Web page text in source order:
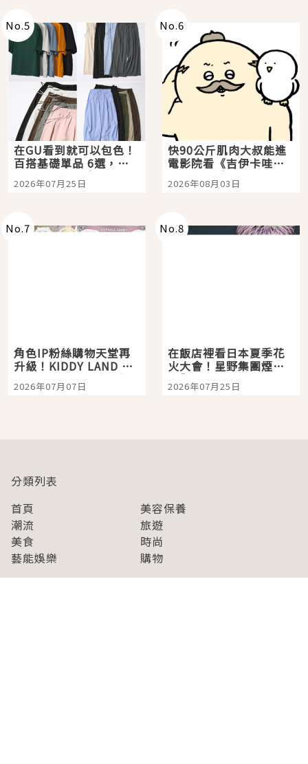
No.5
在GU看到就可以包色！
百搭基礎單品 6選，閉
眼全收也不心疼
2026年07月25日
No.6
快90公斤肌肉大叔能進
電影院看《吉伊卡哇》
嗎？日本重金屬樂團
「打首」會長與nagano
2026年08月03日
No.7
角色IP粉絲購物天堂再
升級！KIDDY LAND 原
宿店吉伊卡哇迎客，新
開幕 OMOKADO 店3分
2026年07月07日
No.8
在飯店裡看日本夏季花
火大會！星野集團煙火
景觀飯店6選，讓你不用
人擠人悠閒欣賞
2026年07月25日
分類列表
首頁
美容保養
潮流
旅遊
美食
時尚
藝能娛樂
購物